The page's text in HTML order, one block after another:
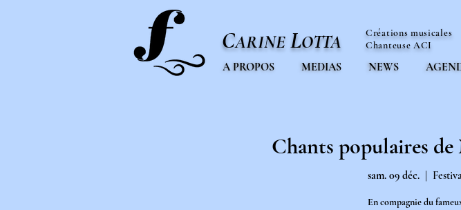
CARINE LOTTA
Créations musicales
Chanteuse ACI
A PROPOS MEDIAS NEWS
Chants populaires de
sam. 09 déc.
  |
En compagnie du